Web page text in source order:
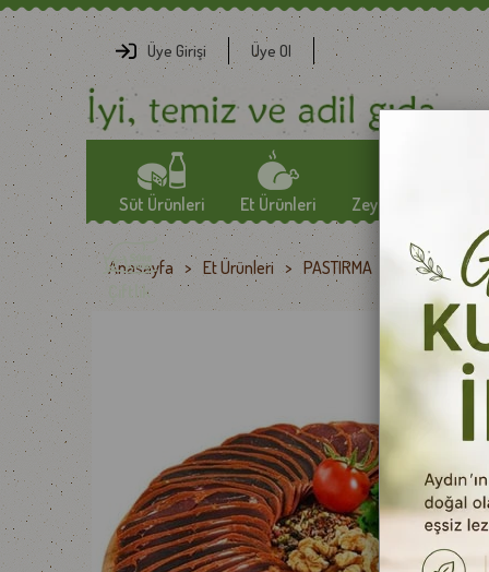
Üye Girişi Üye Ol
Süt Ürünleri
YÖRESEL PEYNİRLER
İTHAL PEYNİRLER
TEREYAĞLAR
YOĞURTLAR
MAYALAR
Et Ürünleri
SOSİS
KURU ET
PASTIRMA
SALAM
SUCUK
Zeytin-Zeytinyağları
ZEYTİN
ÖZEL ZEYTİNLER
ZEYTİNYAĞLARI
Çiftlik
Anasayfa > Et Ürünleri > PASTIRMA Başyazıcı